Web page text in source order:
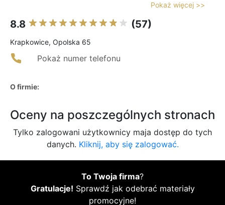
Pokaż więcej >>
8.8 (57)
Krapkowice, Opolska 65
Pokaż numer telefonu
O firmie:
Oceny na poszczególnych stronach
Tylko zalogowani użytkownicy maja dostęp do tych
danych. Kliknij, aby się zalogować.
To Twoja firma?
Gratulacje! Sprawdź jak odebrać materiały
promocyjne!